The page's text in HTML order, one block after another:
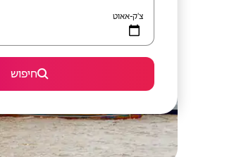
צ'ק-אאוט
חיפוש